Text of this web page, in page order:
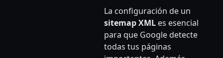
La configuración de un
sitemap XMLes esencial
para que Google detecte
todas tus páginas